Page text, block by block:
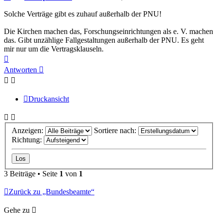
Solche Verträge gibt es zuhauf außerhalb der PNU!
Die Kirchen machen das, Forschungseinrichtungen als e. V. machen
das. Gibt unzählige Fallgestaltungen außerhalb der PNU. Es geht
mir nur um die Vertragsklauseln.
oben
Antworten
Druckansicht
Anzeigen:
Sortiere nach:
Richtung:
3 Beiträge • Seite 1 von 1
Zurück zu „Bundesbeamte“
Gehe zu